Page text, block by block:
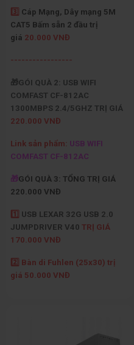
3️⃣ Cáp Mạng, Dây mạng 5M
CAT5 Bấm sẵn 2 đầu trị
giá 20.000 VNĐ
-----------------
🎁GÓI QUÀ 2: USB WIFI
COMFAST CF-812AC
1300MBPS 2.4/5GHZ TRỊ GIÁ
220.000 VNĐ
Link sản phẩm: USB WIFI
COMFAST CF-812AC
🎁GÓI QUÀ 3: TỔNG TRỊ GIÁ
220.000 VNĐ
1️⃣ USB LEXAR 32G USB 2.0
JUMPDRIVER V40 TRỊ GIÁ
170.000 VNĐ
2️⃣ Bàn di Fuhlen (25x30) trị
giá 50.000 VNĐ